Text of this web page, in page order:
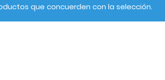
que concuerden con la selección.